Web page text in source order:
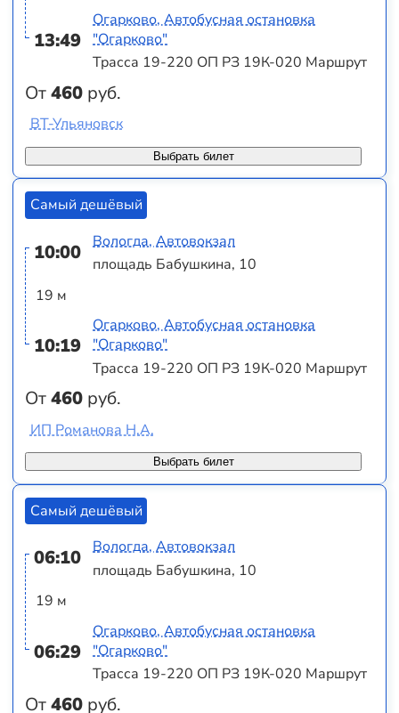
13:49
От460 руб.
Огарково, Автобусная остановка
"Огарково"
Трасса 19-220 ОП РЗ 19К-020 Маршрут
Выбрать билет
ВТ-Ульяновск
Самый дешёвый
10:00
19 м
10:19
От460 руб.
Вологда, Автовокзал
площадь Бабушкина, 10
Огарково, Автобусная остановка
"Огарково"
Трасса 19-220 ОП РЗ 19К-020 Маршрут
Выбрать билет
ИП Романова Н.А.
Самый дешёвый
06:10
19 м
06:29
От460 руб.
Вологда, Автовокзал
площадь Бабушкина, 10
Огарково, Автобусная остановка
"Огарково"
Трасса 19-220 ОП РЗ 19К-020 Маршрут